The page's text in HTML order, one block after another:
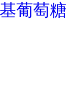
葡萄糖